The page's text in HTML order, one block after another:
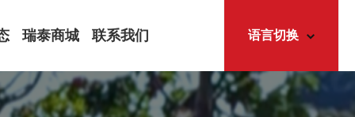
EN
瑞泰商城 联系我们 语言切换
简体中文
English